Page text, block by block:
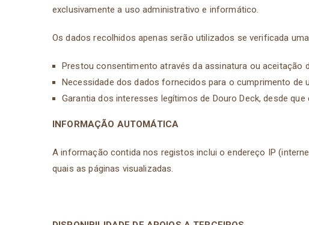
exclusivamente a uso administrativo e informático.
Os dados recolhidos apenas serão utilizados se verificada
Prestou consentimento através da assinatura ou aceitação
Necessidade dos dados fornecidos para o cumprimento de
Garantia dos interesses legítimos de Douro Deck, desde
INFORMAÇÃO AUTOMÁTICA
A informação contida nos registos inclui o endereço IP
quais as páginas visualizadas.